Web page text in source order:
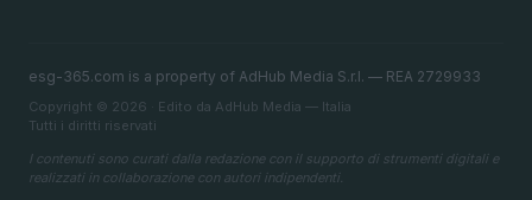
esg-365.com is a property of AdHub Media S.r.l. — REA 2729933
Copyright © 2026 · Edito da AdHub Media — Italia
Tutti i diritti riservati
I contenuti sono curati dalla redazione con il supporto di strumenti digitali e
realizzati in collaborazione con autori indipendenti.